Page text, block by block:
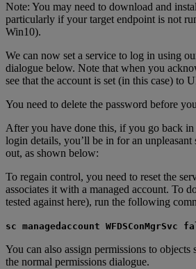
Note: You may need to download and
particularly if your target endpoint is not
Win10).
We can now set a service to log in using
dialogue below. Note that when you
see that the account is set (in this case) to
You need to delete the password before
After you have done this, if you go back in
login details, you’ll be in for an unpleasant
out, as shown below:
To regain control, you need to reset the
associates it with a managed account. To
tested against here), run the following
sc managedaccount WFDSConMgrSvc
You can also assign permissions to objects
the normal permissions dialogue.